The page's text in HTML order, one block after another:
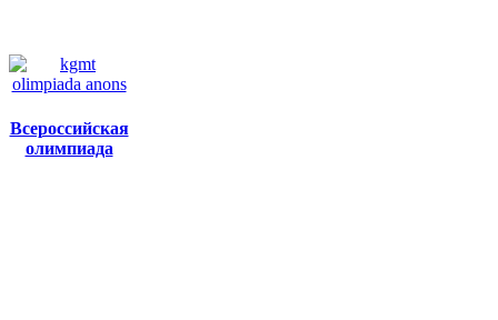
Всероссийская
олимпиада